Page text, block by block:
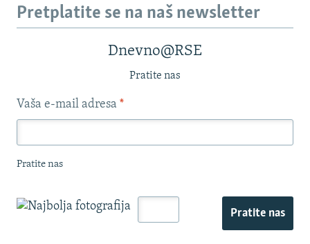
Pretplatite se na naš newsletter
Dnevno@RSE
Pratite nas
Vaša e-mail adresa *
Pratite nas
Pratite nas